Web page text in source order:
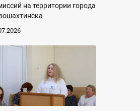
на территории города